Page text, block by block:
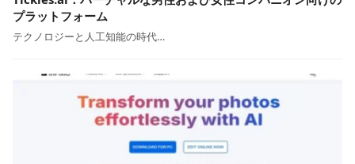
プラットフォーム
テクノロジーと人工知能の時代…